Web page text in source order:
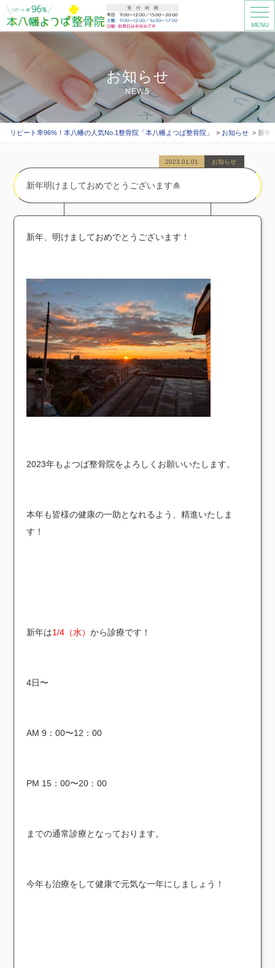
MENU
お知らせ
NEWS
リピート率96%！本八幡の人気No.1整骨院「本八幡よつば整骨院」 お知らせ 新年
新年明けましておめでとうございます🎍
2023.01.01 お知らせ
新年、明けましておめでとうございます！
2023年も よつば整骨院をよろしくお願いいたします。
本年も皆様の健康の一助となれるよう、精進いたしま
す！
新年は1/4（水）から診療です！
4日〜
AM 9：00〜12：00
PM 15：00〜20：00
までの通常診療となっております。
今年も治療をして健康で元気な一年にしましょう！